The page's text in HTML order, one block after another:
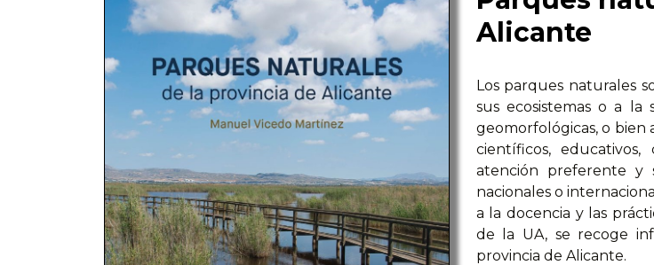
Alicante
Los parques naturales
sus ecosistemas o a
geomorfológicas, o bien
científicos,
atención preferente y
nacionales o
a la docencia y las
de la UA, se recoge
provincia de Alicante.